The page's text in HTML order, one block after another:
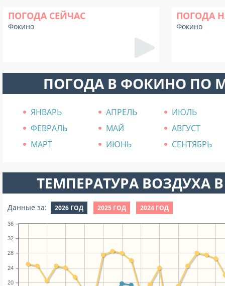
ПОГОДА СЕЙЧАС
Фокино
ПОГОДА
Фокино
ПОГОДА В ФОКИНО ПО
ЯНВАРЬ АПРЕЛЬ
ИЮЛЬ
ФЕВРАЛЬ
МАЙ
АВГУСТ
МАРТ
ИЮНЬ СЕНТЯБРЬ
ТЕМПЕРАТУРА ВОЗДУХА
Данные за: 2026 ГОД 2025 ГОД 2024 ГОД
20
24
28
32
36